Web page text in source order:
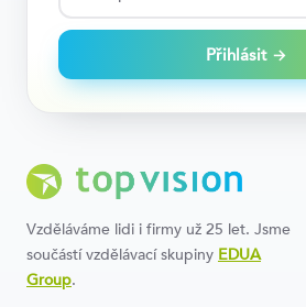
Přihlásit →
Vzděláváme lidi i firmy už 25 let. Jsme
součástí vzdělávací skupiny EDUA
Group.